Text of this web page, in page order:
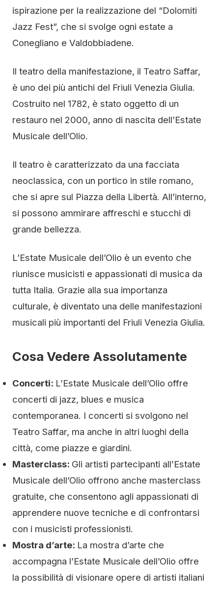
ispirazione per la realizzazione del “Dolomiti
Jazz Fest”, che si svolge ogni estate a
Conegliano e Valdobbiadene.
Il teatro della manifestazione, il Teatro Saffar,
è uno dei più antichi del Friuli Venezia Giulia.
Costruito nel 1782, è stato oggetto di un
restauro nel 2000, anno di nascita dell’Estate
Musicale dell’Olio.
Il teatro è caratterizzato da una facciata
neoclassica, con un portico in stile romano,
che si apre sul Piazza della Libertà. All’interno,
si possono ammirare affreschi e stucchi di
grande bellezza.
L’Estate Musicale dell’Olio è un evento che
riunisce musicisti e appassionati di musica da
tutta Italia. Grazie alla sua importanza
culturale, è diventato una delle manifestazioni
musicali più importanti del Friuli Venezia Giulia.
Cosa Vedere Assolutamente
Concerti: L’Estate Musicale dell’Olio offre
concerti di jazz, blues e musica
contemporanea. I concerti si svolgono nel
Teatro Saffar, ma anche in altri luoghi della
città, come piazze e giardini.
Masterclass: Gli artisti partecipanti all’Estate
Musicale dell’Olio offrono anche masterclass
gratuite, che consentono agli appassionati di
apprendere nuove tecniche e di confrontarsi
con i musicisti professionisti.
Mostra d’arte: La mostra d’arte che
accompagna l’Estate Musicale dell’Olio offre
la possibilità di visionare opere di artisti italiani